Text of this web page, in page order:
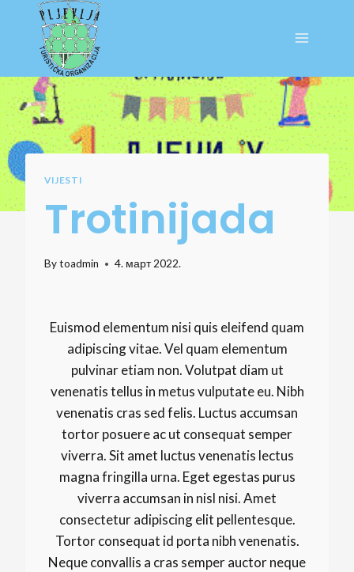
content
VIJESTI
Trotinijada
Bytoadmin 4. март 2022.
Euismod elementum nisi quis eleifend quam
adipiscing vitae. Vel quam elementum
pulvinar etiam non. Volutpat diam ut
venenatis tellus in metus vulputate eu. Nibh
venenatis cras sed felis. Luctus accumsan
tortor posuere ac ut consequat semper
viverra. Sit amet luctus venenatis lectus
magna fringilla urna. Eget egestas purus
viverra accumsan in nisl nisi. Amet
consectetur adipiscing elit pellentesque.
Tortor consequat id porta nibh venenatis.
Neque convallis a cras semper auctor neque